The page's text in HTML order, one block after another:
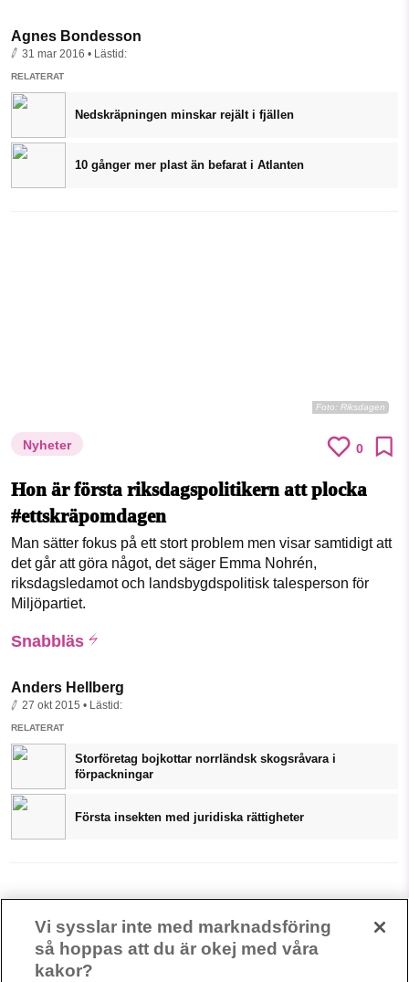
Agnes Bondesson
31 mar 2016 • Lästid:
RELATERAT
Nedskräpningen minskar rejält i fjällen
10 gånger mer plast än befarat i Atlanten
Foto: Riksdagen
Nyheter 0
Hon är första riksdagspolitikern att plocka
#ettskräpomdagen
Man sätter fokus på ett stort problem men visar samtidigt att
det går att göra något, det säger Emma Nohrén,
riksdagsledamot och landsbygdspolitisk talesperson för
Miljöpartiet.
Snabbläs
Anders Hellberg
27 okt 2015 • Lästid:
RELATERAT
Storföretag bojkottar norrländsk skogsråvara i
förpackningar
Första insekten med juridiska rättigheter
Vi sysslar inte med marknadsföring
så hoppas att du är okej med våra
kakor?